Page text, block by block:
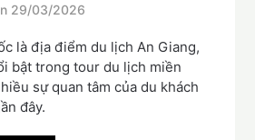
29/03/2026
là địa điểm du lịch An Giang,
bật trong tour du lịch miền
sự quan tâm của du khách
đây.